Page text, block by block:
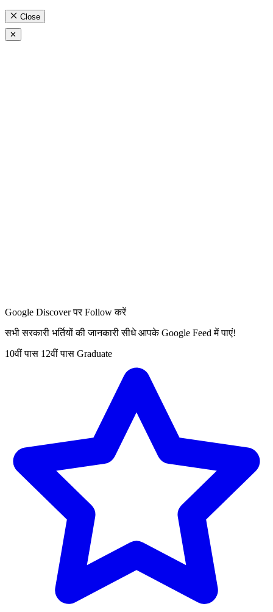
Close
✕
Google Discover पर Follow करें
सभी सरकारी भर्तियों की जानकारी सीधे आपके Google Feed में पाएं!
10वीं पास 12वीं पास Graduate